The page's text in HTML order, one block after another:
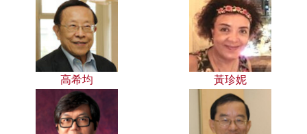
高希均 黃珍妮